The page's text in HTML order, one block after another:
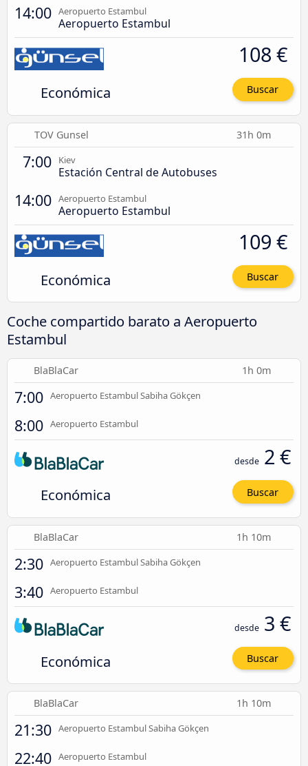
14:00 Aeropuerto Estambul
Aeropuerto Estambul
Económica
108 €
Buscar
TOV Gunsel 31h 0m
7:00 Kiev
Estación Central de Autobuses
14:00 Aeropuerto Estambul
Aeropuerto Estambul
Económica
109 €
Buscar
Coche compartido barato a Aeropuerto
Estambul
BlaBlaCar 1h 0m
7:00 Aeropuerto Estambul Sabiha Gökçen
8:00 Aeropuerto Estambul
Económica
desde 2 €
Buscar
BlaBlaCar 1h 10m
2:30 Aeropuerto Estambul Sabiha Gökçen
3:40 Aeropuerto Estambul
Económica
desde 3 €
Buscar
BlaBlaCar 1h 10m
21:30 Aeropuerto Estambul Sabiha Gökçen
22:40 Aeropuerto Estambul